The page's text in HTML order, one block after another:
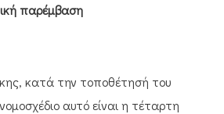
παρέμβαση
κατά την τοποθέτησή του
αυτό είναι η τέταρτη